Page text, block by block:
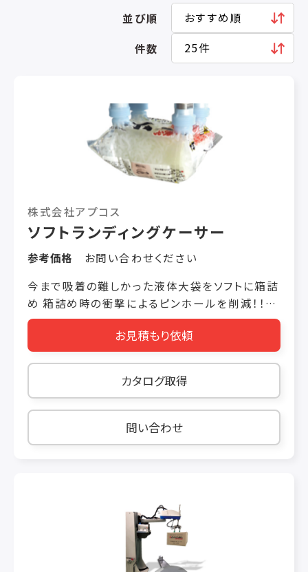
並び順
件数
株式会社アプコス
ソフトランディングケーサー
参考価格
お問い合わせください
今まで吸着の難しかった液体大袋をソフトに箱詰
め 箱詰め時の衝撃によるピンホールを削減！！
用途 ■タレ・業務用ソース ■業務用ケチャップ・
マヨネーズ など こんな問題をすべて解決！ 液
体大袋製品の吸着が安定せず、稼働率が上がら
ない。 落とし込む方式だと、箱詰め時の衝撃でピ
ンホールが発生する。 ロボットケーサーを導入し
たいが、スペースがない。 仕様 対象ワーク：1～
5kg 能力：約20袋/分(ワークによる) 方式：6軸
多関節ロボット 把持方式：吸着方式 機械寸法：L
お見積もり依頼
カタログ取得
問い合わせ